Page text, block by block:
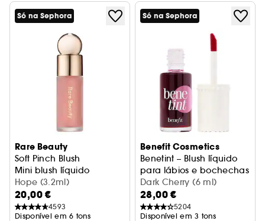
Só na Sephora
Rare Beauty
Soft Pinch Blush
Mini blush líquido
Hope (3.2ml)
20,00 €
4593
Disponível em 6 tons
Só na Sephora
Benefit Cosmetics
Benetint – Blush líquido
para lábios e bochechas
Dark Cherry (6 ml)
28,00 €
5204
Disponível em 3 tons